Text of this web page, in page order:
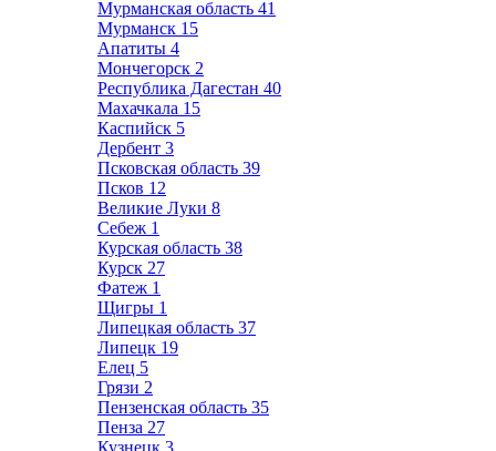
Мурманская область 41
Мурманск 15
Апатиты 4
Мончегорск 2
Республика Дагестан 40
Махачкала 15
Каспийск 5
Дербент 3
Псковская область 39
Псков 12
Великие Луки 8
Себеж 1
Курская область 38
Курск 27
Фатеж 1
Щигры 1
Липецкая область 37
Липецк 19
Елец 5
Грязи 2
Пензенская область 35
Пенза 27
Кузнецк 3